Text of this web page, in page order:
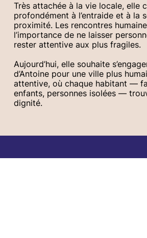
Très attachée à la vie locale, elle
profondément à l’entraide et à la
proximité. Les rencontres
l’importance de ne laisser
rester attentive aux plus fragiles.
Aujourd’hui, elle souhaite
d’Antoine pour une ville plus
attentive, où chaque habitant —
enfants, personnes isolées —
dignité.